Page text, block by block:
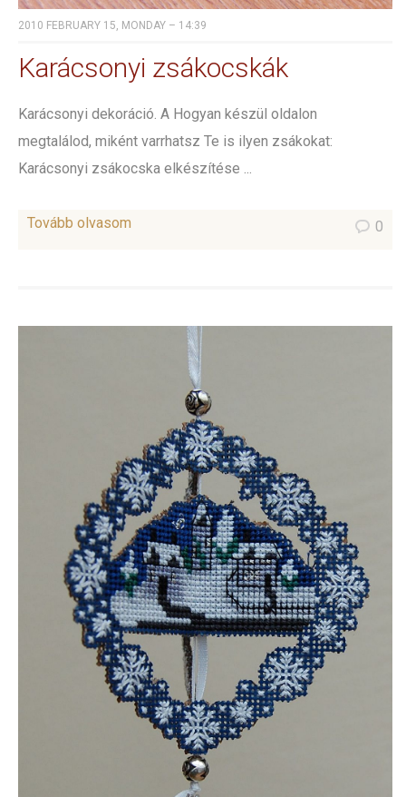
2010 FEBRUARY 15, MONDAY – 14:39
Karácsonyi zsákocskák
Karácsonyi dekoráció. A Hogyan készül oldalon
megtalálod, miként varrhatsz Te is ilyen zsákokat:
Karácsonyi zsákocska elkészítése ...
Tovább olvasom 0